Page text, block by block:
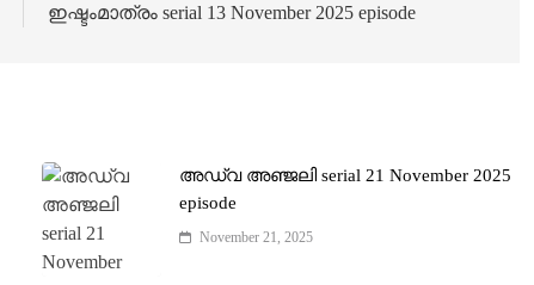
ഇഷ്ടംമാത്രം serial 13 November 2025 episode
അഡ്വ അഞ്ജലി serial 21 November 2025
episode
November 21, 2025